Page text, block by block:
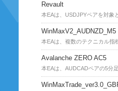
Revault
本EAは、USDJPYペアを対象
WinMaxV2_AUDNZD_M5
本EAは、複数のテクニカル指
Avalanche ZERO AC5
本EAは、AUDCADペアの5分